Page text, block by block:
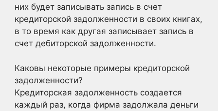
них будет записывать запись в счет
кредиторской задолженности в своих книгах,
в то время как другая записывает запись в
счет дебиторской задолженности.
Каковы некоторые примеры кредиторской
задолженности?
Кредиторская задолженность создается
каждый раз, когда фирма задолжала деньги